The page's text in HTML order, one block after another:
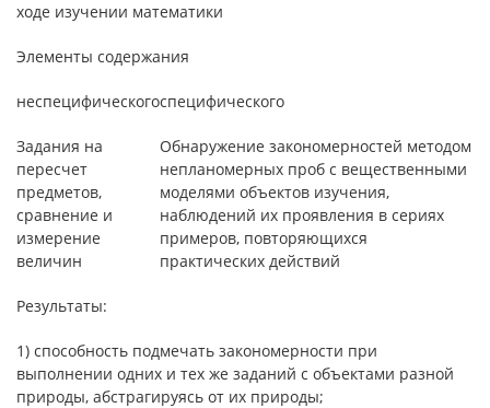
ходе изучении математики
Элементы содержания
неспецифическогоспецифического
Задания на
пересчет
предметов,
сравнение и
измерение
величин
Обнаружение закономерностей методом
непланомерных проб с вещественными
моделями объектов изучения,
наблюдений их проявления в сериях
примеров, повторяющихся
практических действий
Результаты:
1) способность подмечать закономерности при
выполнении одних и тех же заданий с объектами разной
природы, абстрагируясь от их природы;